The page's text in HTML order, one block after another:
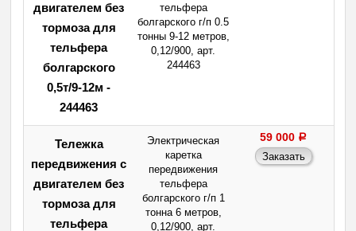
двигателем без
тормоза для
тельфера
болгарского
0,5т/9-12м -
244463
тельфера
болгарского г/п 0.5
тонны 9-12 метров,
0,12/900, арт.
244463
Тележка
передвижения с
двигателем без
тормоза для
тельфера
Электрическая
каретка
передвижения
тельфера
болгарского г/п 1
тонна 6 метров,
0,12/900, арт.
59 000 a